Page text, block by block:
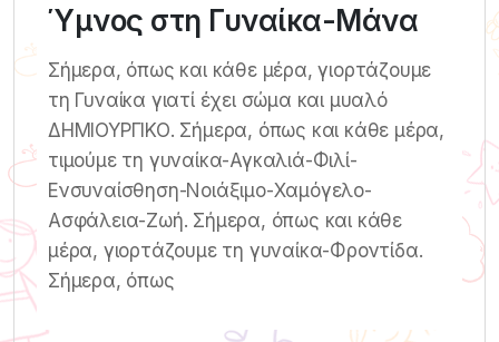
Ύμνος στη Γυναίκα-Μάνα
Σήμερα, όπως και κάθε μέρα, γιορτάζουμε
τη Γυναίκα γιατί έχει σώμα και μυαλό
ΔΗΜΙΟΥΡΓΙΚΟ. Σήμερα, όπως και κάθε μέρα,
τιμούμε τη γυναίκα-Αγκαλιά-Φιλί-
Ενσυναίσθηση-Νοιάξιμο-Χαμόγελο-
Ασφάλεια-Ζωή. Σήμερα, όπως και κάθε
μέρα, γιορτάζουμε τη γυναίκα-Φροντίδα.
Σήμερα, όπως